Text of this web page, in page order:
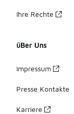
Ihre Rechte
üBer Uns
Impressum
Presse Kontakte
Karriere